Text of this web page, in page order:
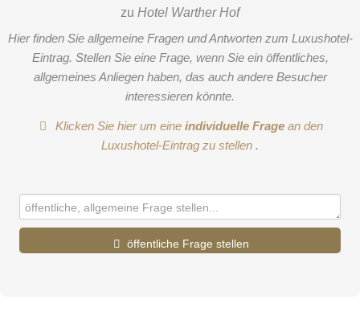
zu Hotel Warther Hof
Hier finden Sie allgemeine Fragen und Antworten zum Luxushotel-
Eintrag. Stellen Sie eine Frage, wenn Sie ein öffentliches,
allgemeines Anliegen haben, das auch andere Besucher
interessieren könnte.
Klicken Sie hier um eineindividuelle Frage an den
Luxushotel-Eintrag zu stellen .
öffentliche Frage stellen